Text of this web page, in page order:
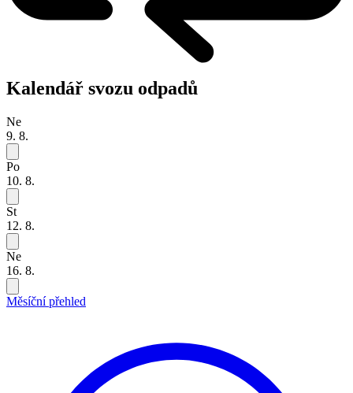
Kalendář svozu odpadů
Ne
9. 8.
Po
10. 8.
St
12. 8.
Ne
16. 8.
Měsíční přehled